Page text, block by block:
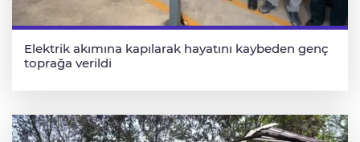
Elektrik akımına kapılarak hayatını kaybeden genç
toprağa verildi